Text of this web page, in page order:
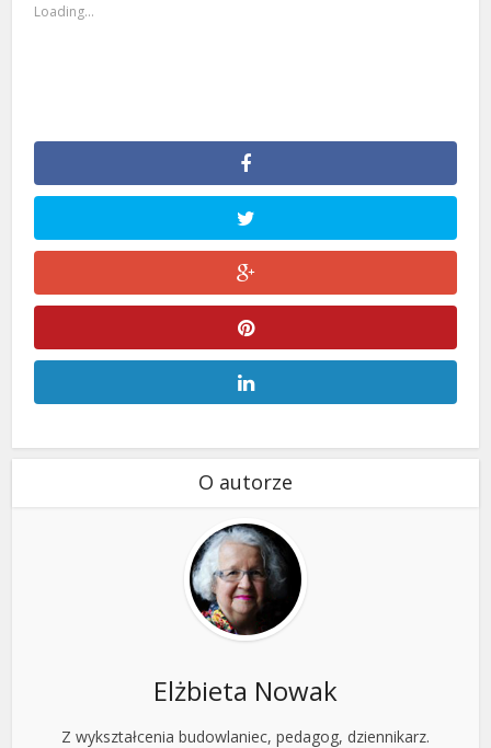
Loading...
O autorze
Elżbieta Nowak
Z wykształcenia budowlaniec, pedagog, dziennikarz.